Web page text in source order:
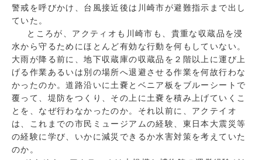
警戒を呼びかけ、台風接近後は川崎市が避難指示まで出し
ていた。
ところが、アクティオも川崎市も、貴重な収蔵品を浸
水から守るためにほとんど有効な行動を何もしていない。
大雨が降る前に、地下収蔵庫の収蔵品を２階以上に運び上
げる作業あるいは別の場所へ退避させる作業を何故行わな
かったのか。道路沿いに土嚢とベニア板をブルーシートで
覆って、堤防をつくり、その上に土嚢を積み上げていくこ
とを、なぜ行わなかったのか。それ以前に、アクテイオ
は、これまでの市民ミュージアムの経験、東日本大震災等
の経験に学び、いかに減災できるか水害対策を考えていた
のか。